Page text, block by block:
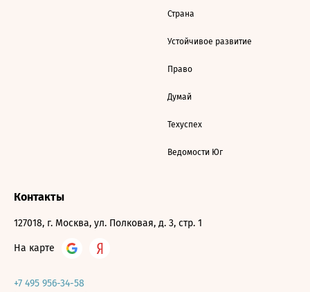
Страна
Устойчивое развитие
Право
Думай
Техуспех
Ведомости Юг
Контакты
127018, г. Москва, ул. Полковая, д. 3, стр. 1
На карте
+7 495 956-34-58